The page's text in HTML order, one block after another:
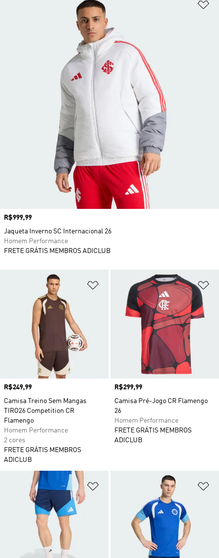
Adicionar à Lista de Desejos
Preço
R$249,99
Camisa Treino Sem Mangas
TIRO26 Competition CR
Flamengo
Homem Performance
2 cores
FRETE GRÁTIS MEMBROS
ADICLUB
Preço
R$299,99
Camisa Pré-Jogo CR Flamengo
26
Homem Performance
FRETE GRÁTIS MEMBROS
ADICLUB
Adicionar à Lista de Desejos
Preço
R$999,99
Jaqueta Inverno SC Internacional 26
Homem Performance
FRETE GRÁTIS MEMBROS ADICLUB